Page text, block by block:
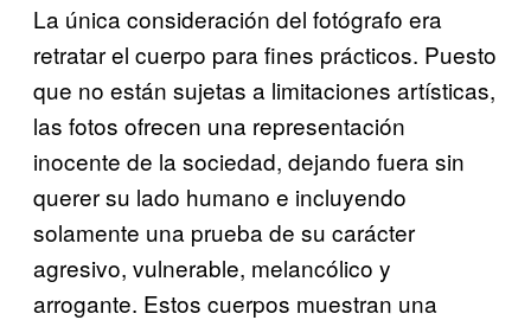
La única consideración del fotógrafo era
retratar el cuerpo para fines prácticos. Puesto
que no están sujetas a limitaciones artísticas,
las fotos ofrecen una representación
inocente de la sociedad, dejando fuera sin
querer su lado humano e incluyendo
solamente una prueba de su carácter
agresivo, vulnerable, melancólico y
arrogante. Estos cuerpos muestran una